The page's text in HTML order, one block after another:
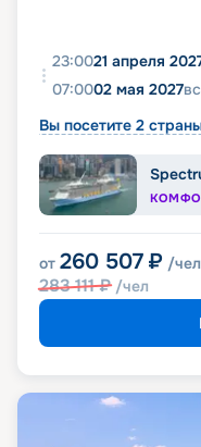
23:0021 апреля
07:0002 мая 2027вс
Вы посетите 2
от 260 507 ₽ /чел
283 111₽ /чел